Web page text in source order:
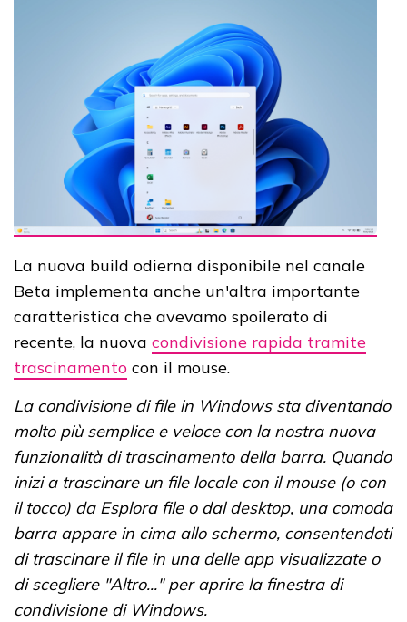
La nuova build odierna disponibile nel canale
Beta implementa anche un'altra importante
caratteristica che avevamo spoilerato di
recente, la nuova condivisione rapida tramite
trascinamento con il mouse.
La condivisione di file in Windows sta diventando
molto più semplice e veloce con la nostra nuova
funzionalità di trascinamento della barra. Quando
inizi a trascinare un file locale con il mouse (o con
il tocco) da Esplora file o dal desktop, una comoda
barra appare in cima allo schermo, consentendoti
di trascinare il file in una delle app visualizzate o
di scegliere "Altro..." per aprire la finestra di
condivisione di Windows.